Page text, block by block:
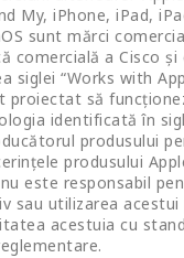
My, iPhone, iPad,
sunt mărci
comercială a Cisco
siglei “Works with
proiectat să
identificată în
produsului
produsului
este responsabil
sau utilizarea acestui
acestuia cu